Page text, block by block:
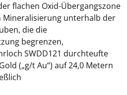
flachen Oxid-Übergangszone
unterhalb der
die die
begrenzen,
SWDD121 durchteufte
(„g/t Au“) auf 24,0 Metern